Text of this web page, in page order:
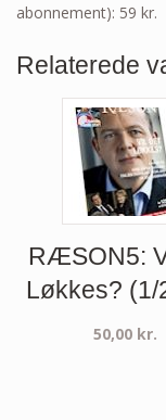
abonnement): 59 kr.
Relaterede
RÆSON5:
Løkkes? (1/
50,00 kr.